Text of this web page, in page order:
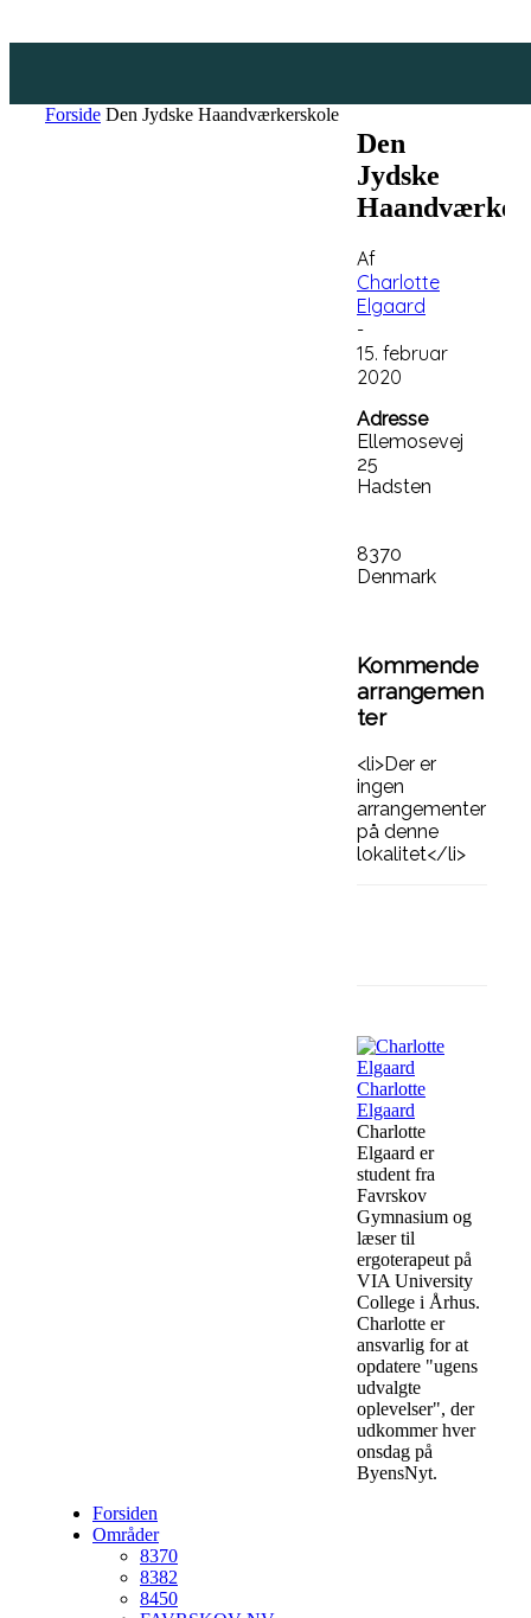
Forside Den Jydske Haandværkerskole
Den
Jydske
Af
Charlotte
Elgaard
-
15. februar
2020
Adresse
Ellemosevej
25
Hadsten
8370
Denmark
Kommende
arrangemen
ter
<li>Der er
ingen
arrangementer
på denne
lokalitet</li>
Charlotte
Elgaard
Charlotte
Elgaard er
student fra
Favrskov
Gymnasium og
læser til
ergoterapeut på
VIA University
College i Århus.
Charlotte er
ansvarlig for at
opdatere "ugens
udvalgte
oplevelser", der
udkommer hver
onsdag på
ByensNyt.
Forsiden
Områder
8370
8382
8450